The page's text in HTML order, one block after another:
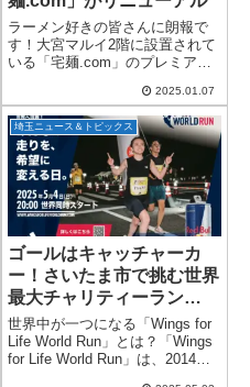
ラーメン好きの皆さんに朗報で
す！大宮マルイ2階に設置されて
いる「宅麺.com」のプレミアム
のたび商品ラインナップを一新
しました。全国の名店ラーメン
を手軽に楽しめるこのサービ
ス、さらに進化を...
2025.01.07
埼玉ニュース＆トピックス
ゴールはキャッチャーカ
ー！さいたま市で挑む世界
最大チャリティーラン
2025一緒に新記録樹立
世界中が一つになる「Wings for
Life World Run」とは？「Wings
for Life World Run」は、2014年